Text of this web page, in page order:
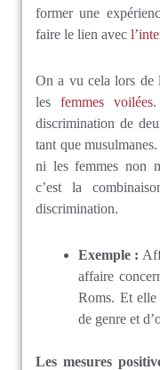
former une
faire le lien avec
On a vu cela lors de
les femmes voilées.
discrimination de
tant que
ni les femmes non
c’est la
discrimination.
Exemple :
affaire
Roms. Et
de genre et
Les mesures